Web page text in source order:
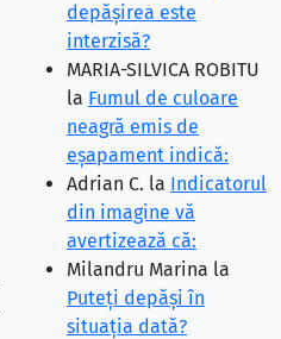
depăşirea este
interzisă?
MARIA-SILVICA ROBITU
la Fumul de culoare
neagră emis de
eşapament indică:
Adrian C. la Indicatorul
din imagine vă
avertizează că:
Milandru Marina la
Puteţi depăşi în
situaţia dată?